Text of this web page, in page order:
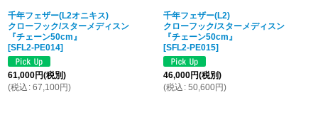
千年フェザー(L2オニキス)
クローフック/スターメディスン
『チェーン50cm』
[SFL2-PE014]
61,000円(税別)
(税込 : 67,100円)
千年フェザー(L2)
クローフック/スターメディスン
『チェーン50cm』
[SFL2-PE015]
46,000円(税別)
(税込 : 50,600円)